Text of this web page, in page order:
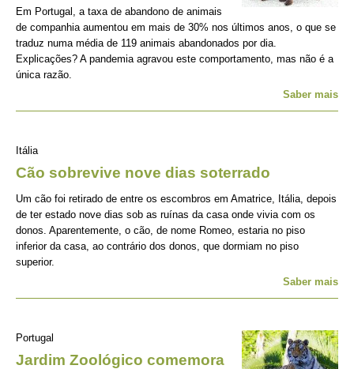
Em Portugal, a taxa de abandono de animais
de companhia aumentou em mais de 30% nos últimos anos, o que se
traduz numa média de 119 animais abandonados por dia.
Explicações? A pandemia agravou este comportamento, mas não é a
única razão.
Saber mais
Itália
Cão sobrevive nove dias soterrado
Um cão foi retirado de entre os escombros em Amatrice, Itália, depois
de ter estado nove dias sob as ruínas da casa onde vivia com os
donos. Aparentemente, o cão, de nome Romeo, estaria no piso
inferior da casa, ao contrário dos donos, que dormiam no piso
superior.
Saber mais
Portugal
Jardim Zoológico comemora